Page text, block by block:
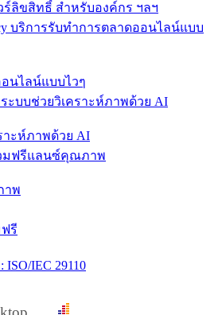
ลิขสิทธิ์ สำหรับองค์กร ฯลฯ
นไลน์แบบไวๆ
ะห์ภาพด้วย AI
าพ